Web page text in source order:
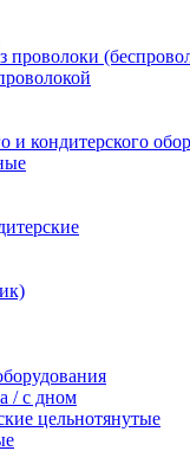
проволоки
и кондитерского
/ с дном
цельнотянутые